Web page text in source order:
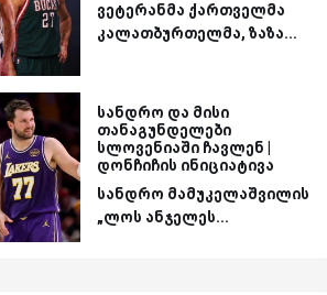
ვეტერანმა ქართველმა
კალათბურთელმა, ზაზა...
სანდრო და მისი
თანაგუნდელები
სლოვენიაში ჩავლენ |
დონჩიჩის ინიციატივა
სანდრო მამუკელაშვილის
„ლოს ანჯელეს...